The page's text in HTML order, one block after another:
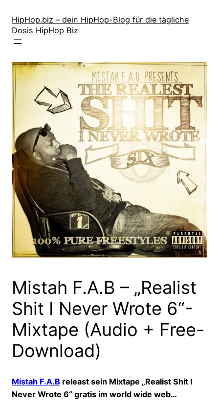
Inhalt
springen
HipHop.biz – dein HipHop-Blog für die tägliche
Dosis HipHop Biz
Mistah F.A.B – „Realist
Shit I Never Wrote 6“-
Mixtape (Audio + Free-
Download)
Mistah F.A.B releast sein Mixtape „Realist Shit I
Never Wrote 6“ gratis im world wide web…